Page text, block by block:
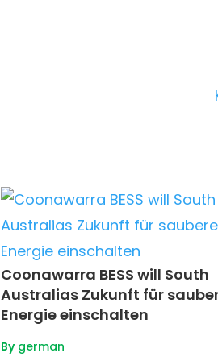
Coonawarra BESS will South
Australias Zukunft für
Energie einschalten
By german